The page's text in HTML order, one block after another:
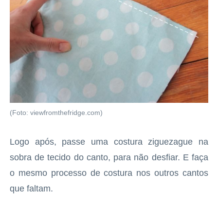
(Foto: viewfromthefridge.com)
Logo após, passe uma costura ziguezague na
sobra de tecido do canto, para não desfiar. E faça
o mesmo processo de costura nos outros cantos
que faltam.